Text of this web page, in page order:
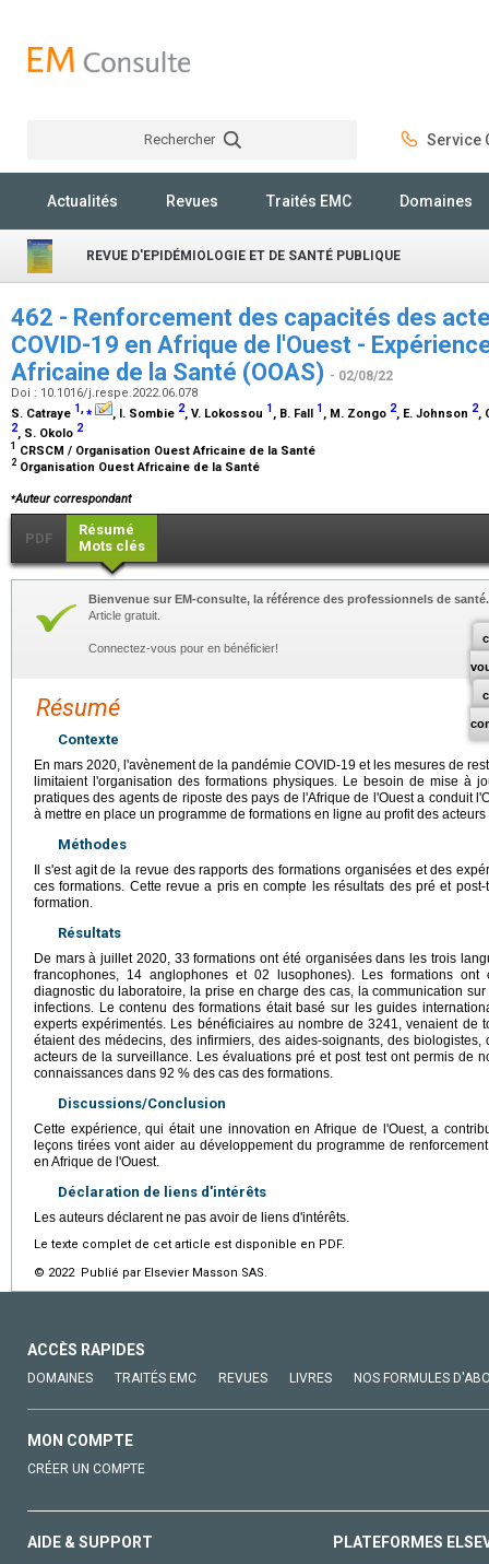
Rechercher Service
Actualités Revues Traités EMC Domaines
REVUE D'EPIDÉMIOLOGIE ET DE SANTÉ PUBLIQUE
462 - Renforcement des capacités des
COVID-19 en Afrique de l'Ouest -
Africaine de la Santé (OOAS) - 02/08/22
Doi : 10.1016/j.respe.2022.06.078
S. Catraye 1,⁎ , I. Sombie 2, V. Lokossou 1 , B. Fall 1 , M. Zongo 2, E. Johnson 2,
2, S. Okolo 2
1 CRSCM / Organisation Ouest Africaine de la Santé
2 Organisation Ouest Africaine de la Santé
⁎Auteur correspondant
PDF
Résumé
Mots clés
Bienvenue sur EM-consulte, la référence des professionnels de santé.
Article gratuit.
Connectez-vous pour en bénéficier!
Résumé
Contexte
En mars 2020, l'avènement de la pandémie COVID-19 et les mesures de
limitaient l'organisation des formations physiques. Le besoin de mise à
pratiques des agents de riposte des pays de l'Afrique de l'Ouest a conduit
à mettre en place un programme de formations en ligne au profit des
Méthodes
Il s'est agit de la revue des rapports des formations organisées et des
ces formations. Cette revue a pris en compte les résultats des pré et
formation.
Résultats
De mars à juillet 2020, 33 formations ont été organisées dans les trois
francophones, 14 anglophones et 02 lusophones). Les formations ont
diagnostic du laboratoire, la prise en charge des cas, la communication
infections. Le contenu des formations était basé sur les guides
experts expérimentés. Les bénéficiaires au nombre de 3241, venaient de
étaient des médecins, des infirmiers, des aides-soignants, des
acteurs de la surveillance. Les évaluations pré et post test ont permis de
connaissances dans 92 % des cas des formations.
Discussions/Conclusion
Cette expérience, qui était une innovation en Afrique de l'Ouest, a
leçons tirées vont aider au développement du programme de
en Afrique de l'Ouest.
Déclaration de liens d'intérêts
Les auteurs déclarent ne pas avoir de liens d'intérêts.
Le texte complet de cet article est disponible en PDF.
© 2022 Publié par Elsevier Masson SAS.
ACCÈS RAPIDES
DOMAINES TRAITÉS EMC REVUES LIVRES NOS FORMULES
MON COMPTE
CRÉER UN COMPTE
AIDE & SUPPORT PLATEFORMES